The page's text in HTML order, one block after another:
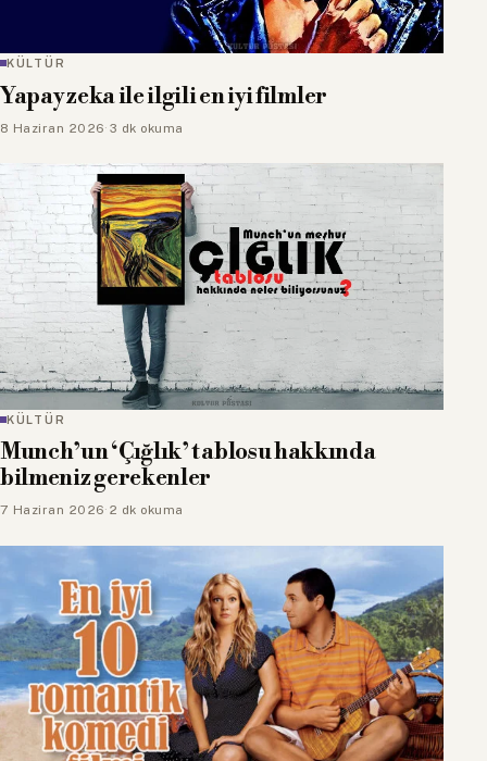
KÜLTÜR
Yapay zeka ile ilgili en iyi filmler
8 Haziran 2026· 3 dk okuma
KÜLTÜR
Munch’un ‘Çığlık’ tablosu hakkında
bilmeniz gerekenler
7 Haziran 2026· 2 dk okuma